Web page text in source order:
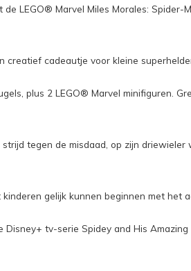
LEGO® Marvel Miles Morales:
cadeautje voor kleine
plus 2 LEGO® Marvel minifiguren.
tegen de misdaad, op zijn
gelijk kunnen beginnen met het
tv-serie Spidey and His